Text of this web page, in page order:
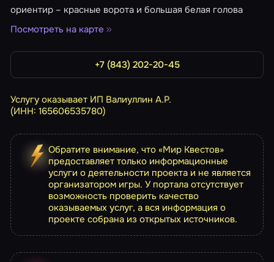
ориентир – красные ворота и большая белая голова
Посмотреть на карте
+7 (843) 202-20-45
Услугу оказывает ИП Валиуллин А.Р.
(ИНН: 165606535780)
Обратите внимание, что «Мир Квестов»
предоставляет только информационные
услуги о деятельности проекта и не является
организатором игры. У портала отсутствует
возможность проверить качество
оказываемых услуг, а вся информация о
проекте собрана из открытых источников.